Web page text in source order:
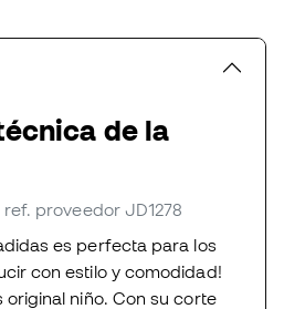
de la
ref. proveedor JD1278
es perfecta para los
con estilo y comodidad!
original niño. Con su corte